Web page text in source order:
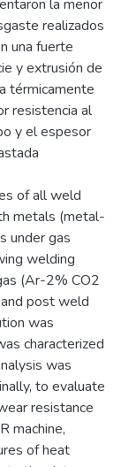
la menor
realizados
una fuerte
y extrusión de
térmicamente
resistencia al
y el espesor
of all weld
metals (metal-
under gas
welding
(Ar-2% CO2
post weld
was
characterized
was
to evaluate
resistance
machine,
of heat